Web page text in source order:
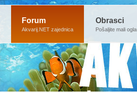
Forum
Akvarij.NET zajednica
Obrasci
Pošaljite mali